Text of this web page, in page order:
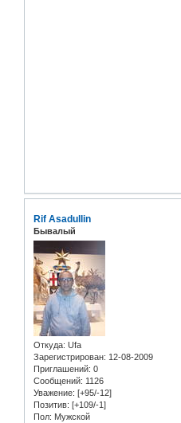
Rif Asadullin
Бывалый
Откуда: Ufa
Зарегистрирован: 12-08-2009
Приглашений: 0
Сообщений: 1126
Уважение: [+95/-12]
Позитив: [+109/-1]
Пол: Мужской